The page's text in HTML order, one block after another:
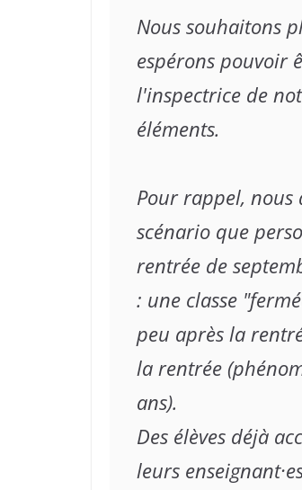
Nous souhaitons
espérons pouvoir
l'inspectrice de
éléments.
Pour rappel,
scénario que
rentrée de
: une classe
peu après la
la rentrée
ans).
Des élèves déjà
leurs